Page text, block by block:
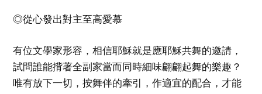
◎從心發出對主至高愛慕
有位文學家形容，相信耶穌就是應耶穌共舞的邀請，
試問誰能揹著全副家當而同時細味翩翩起舞的樂趣？
唯有放下一切，按舞伴的牽引，作適宜的配合，才能